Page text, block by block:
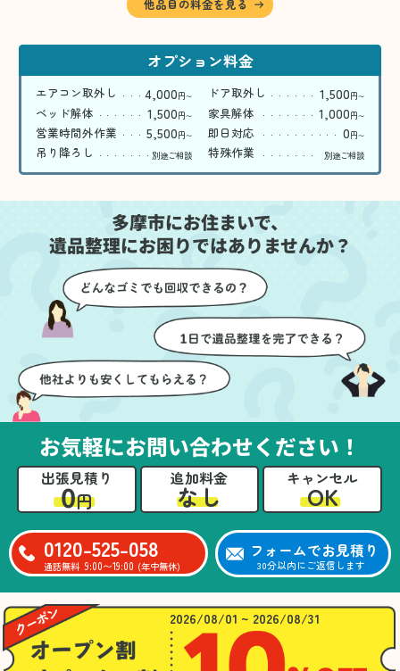
他品目の料金を見る
オプション料金
エアコン取外し 4,000円〜 ドア取外し 1,500円〜
ベッド解体 1,500円〜 家具解体 1,000円〜
営業時間外作業 5,500円〜 即日対応 0円〜
吊り降ろし 別途ご相談 特殊作業 別途ご相談
多摩市にお住まいで、
遺品整理にお困りではありませんか？
お気軽にお問い合わせください！
出張見積り
0円
追加料金
なし
キャンセル
OK
0120-525-058
通話無料 9:00〜19:00 (年中無休)
フォームでお見積り
30分以内にご返信します
2026/08/01 ~ 2026/08/31